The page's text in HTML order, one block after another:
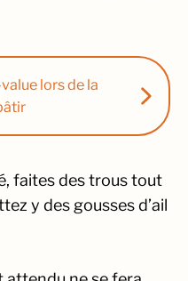
lors de la
faites des trous tout
y des gousses d’ail